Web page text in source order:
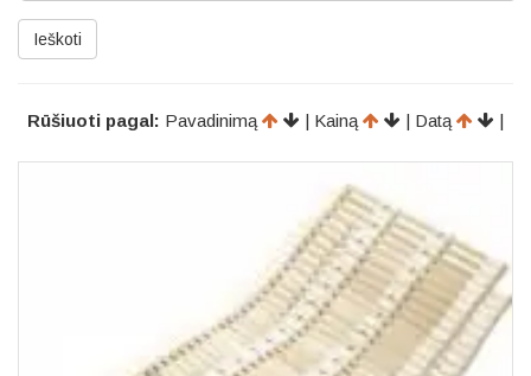
Ieškoti
Rūšiuoti pagal: Pavadinimą | Kainą | Datą |